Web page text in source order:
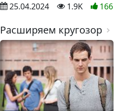
25.04.2024 1.9K 166
Расширяем кругозор